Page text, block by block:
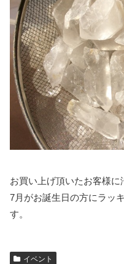
お買い上げ頂いたお客様に
7月がお誕生日の方にラッ
す。
イベント